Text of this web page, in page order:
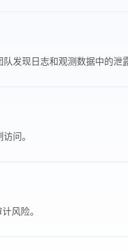
发现日志和观测数据中的泄
问。
风险。